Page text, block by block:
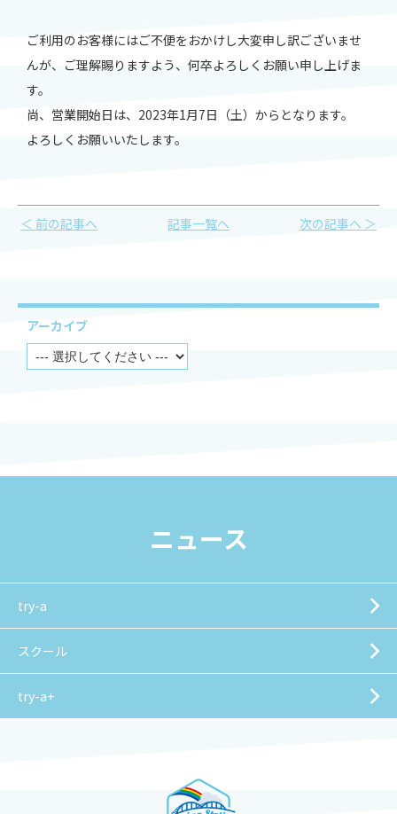
ご利用のお客様にはご不便をおかけし大変申し訳ございませ
んが、ご理解賜りますよう、何卒よろしくお願い申し上げま
す。
尚、営業開始日は、2023年1月7日（土）からとなります。
よろしくお願いいたします。
＜ 前の記事へ 記事一覧へ 次の記事へ ＞
アーカイブ
ニュース
try-a
スクール
try-a+